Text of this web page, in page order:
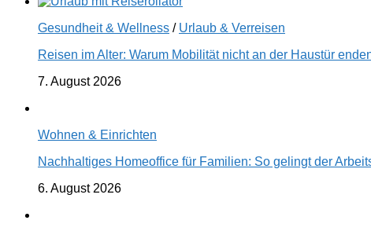
Gesundheit & Wellness / Urlaub & Verreisen
Reisen im Alter: Warum Mobilität nicht an der Haustür
7. August 2026
Wohnen & Einrichten
Nachhaltiges Homeoffice für Familien: So gelingt der
6. August 2026